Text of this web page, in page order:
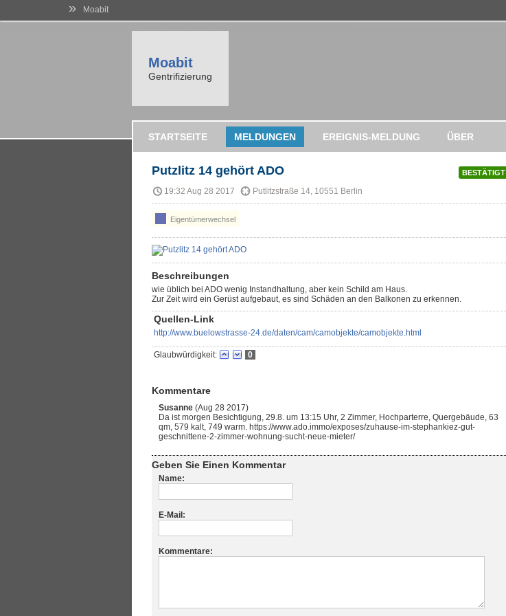
» Moabit
Moabit
Gentrifizierung
STARTSEITE MELDUNGEN EREIGNIS-MELDUNG ÜBER
BESTÄTIGT
Putzlitz 14 gehört ADO
19:32 Aug 28 2017 Putlitzstraße 14, 10551 Berlin
Eigentümerwechsel
Beschreibungen
wie üblich bei ADO wenig Instandhaltung, aber kein Schild am Haus.
Zur Zeit wird ein Gerüst aufgebaut, es sind Schäden an den Balkonen zu erkennen.
Quellen-Link
http://www.buelowstrasse-24.de/daten/cam/camobjekte/camobjekte.html
Glaubwürdigkeit: 0
Kommentare
Susanne (Aug 28 2017)
Da ist morgen Besichtigung, 29.8. um 13:15 Uhr, 2 Zimmer, Hochparterre, Quergebäude, 63
qm, 579 kalt, 749 warm. https://www.ado.immo/exposes/zuhause-im-stephankiez-gut-
geschnittene-2-zimmer-wohnung-sucht-neue-mieter/
Geben Sie Einen Kommentar
Name:
E-Mail:
Kommentare: